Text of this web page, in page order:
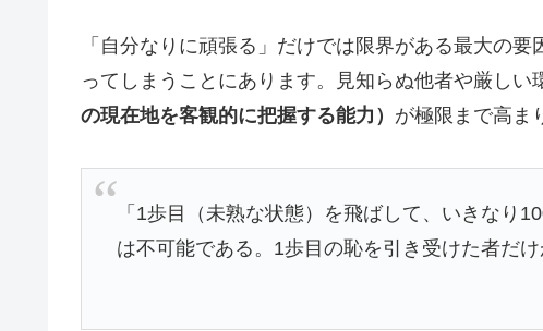
「自分なりに頑張る」だけでは限界がある最大の要
ってしまうことにあります。見知らぬ他者や厳しい
の現在地を客観的に把握する能力） が極限まで高ま
「1歩目（未熟な状態）を飛ばして、いきなり
は不可能である。1歩目の恥を引き受けた者だ